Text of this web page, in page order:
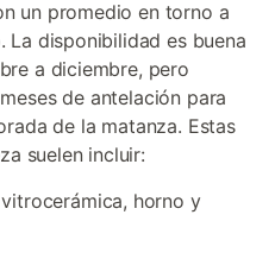
un promedio en torno a
La disponibilidad es buena
a diciembre, pero
de antelación para
de la matanza. Estas
suelen incluir:
horno y